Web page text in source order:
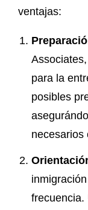
ventajas:
para la
posibles
necesarios
frecuencia.